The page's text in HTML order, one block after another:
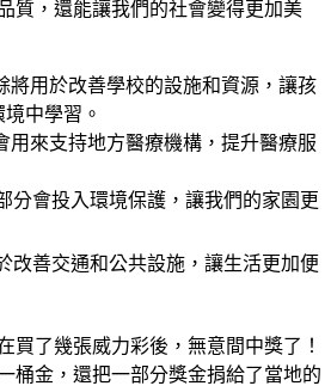
質，還能讓我們的社會變得更加美
將用於改善學校的設施和資源，讓孩
中學習。
用來支持地方醫療機構，提升醫療服
分會投入環境保護，讓我們的家園更
善交通和公共設施，讓生活更加便
買了幾張威力彩後，無意間中獎了！
桶金，還把一部分獎金捐給了當地的